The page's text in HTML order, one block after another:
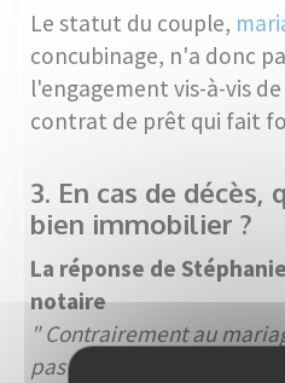
Le statut du couple,
concubinage, n'a donc
l'engagement vis-à-vis
contrat de prêt qui fait
3. En cas de décès,
bien immobilier ?
La réponse de
notaire
" Contrairement au
pas de transmission